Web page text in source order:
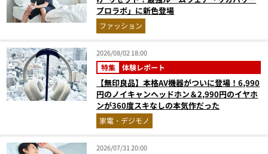
プロラボ」に新色登場
ファッション
2026/08/02 18:00
特集 体験レポート
【無印良品】本格AV機器がついに登場！6,990
円のノイキャンヘッドホン＆2,990円のイヤホ
ンが360度スキなしの本気作だった
家電・デジモノ
2026/07/31 20:00